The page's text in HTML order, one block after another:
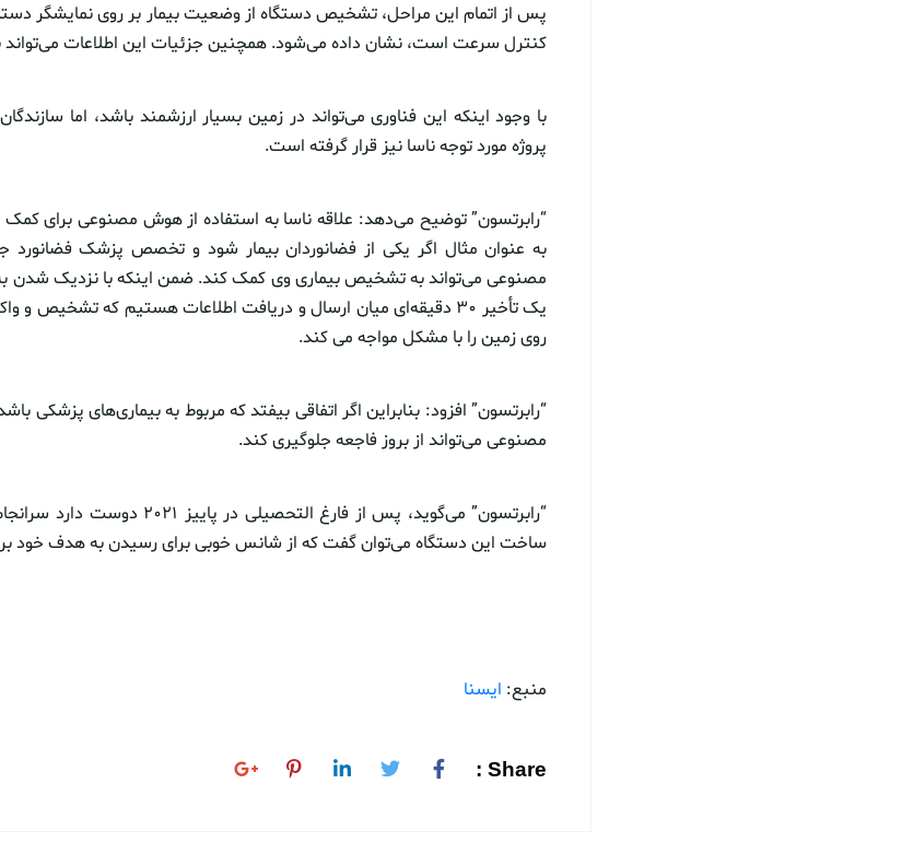
پس از اتمام این مراحل، تشخیص دستگاه از وضعیت بیمار بر روی نمایشگر
کنترل سرعت است، نشان داده می‌شود. همچنین جزئیات این اطلاعات می‌تواند
با وجود اینکه این فناوری می‌تواند در زمین بسیار ارزشمند باشد، اما
پروژه مورد توجه ناسا نیز قرار گرفته است.
“رابرتسون” توضیح می‌دهد: علاقه ناسا به استفاده از هوش مصنوعی برای
به عنوان مثال اگر یکی از فضانوردان بیمار شود و تخصص پزشک فضانورد
مصنوعی می‌تواند به تشخیص بیماری وی کمک کند. ضمن اینکه با نزدیک شدن
یک تأخیر ۳۰ دقیقه‌ای میان ارسال و دریافت اطلاعات هستیم که
روی زمین را با مشکل مواجه می کند.
“رابرتسون” افزود: بنابراین اگر اتفاقی بیفتد که مربوط به بیماری‌های پزشکی
مصنوعی می‌تواند از بروز فاجعه جلوگیری کند.
“رابرتسون” می‌گوید، پس از فارغ
ساخت این دستگاه می‌توان گفت که از شانس خوبی برای رسیدن به هدف خود
منبع: ایسنا
Share :